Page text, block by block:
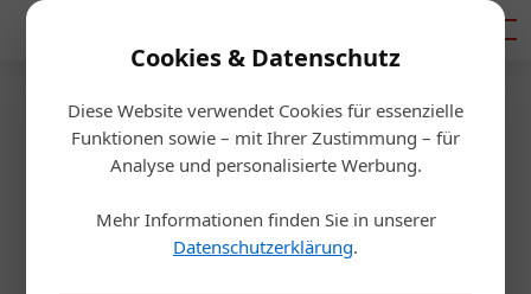
Cookies & Datenschutz
Diese Website verwendet Cookies für essenzielle
Funktionen sowie – mit Ihrer Zustimmung – für
Analyse und personalisierte Werbung.
Mehr Informationen finden Sie in unserer
Datenschutzerklärung.
Startseite/Tourismusbranche
Tourismus
Filzmoos will zeigen, wie Kunst
zum Tourismusfaktor wird